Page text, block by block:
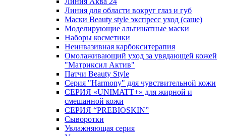
Линия для области вокруг глаз и губ
Маски Beauty style экспресс уход (саше)
Моделирующие альгинатные маски
Наборы косметики
Неинвазивная карбокситерапия
Омолаживающий уход за увядающей кожей
"Матриксил Актив"
Патчи Beauty Style
Серия "Harmony" для чувствительной кожи
СЕРИЯ «UNIMATT+» для жирной и
смешанной кожи
СЕРИЯ “PREBIOSKIN”
Сыворотки
Увлажняющая серия